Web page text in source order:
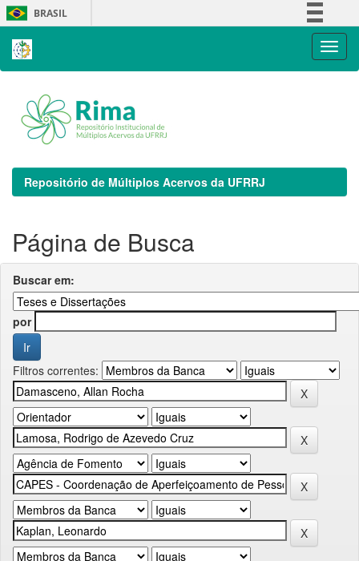
Skip
navigation
BRASIL
Repositório de Múltiplos Acervos da UFRRJ
Página de Busca
Buscar em:
por
Filtros correntes: